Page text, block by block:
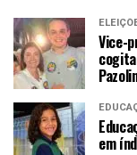
Vice-
em